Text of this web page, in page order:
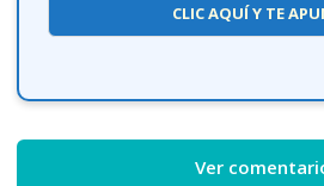
CLIC AQUÍ Y TE
Ver